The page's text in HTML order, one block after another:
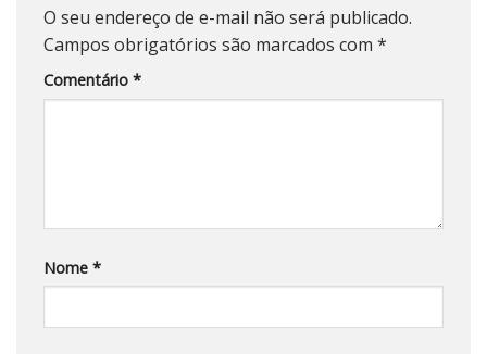
O seu endereço de e-mail não será publicado.
Campos obrigatórios são marcados com *
Comentário *
Nome *